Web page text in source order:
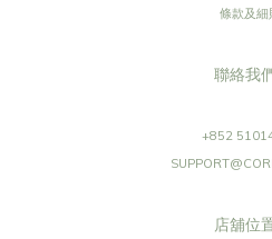
條款及細
聯絡我
+852
店舖位